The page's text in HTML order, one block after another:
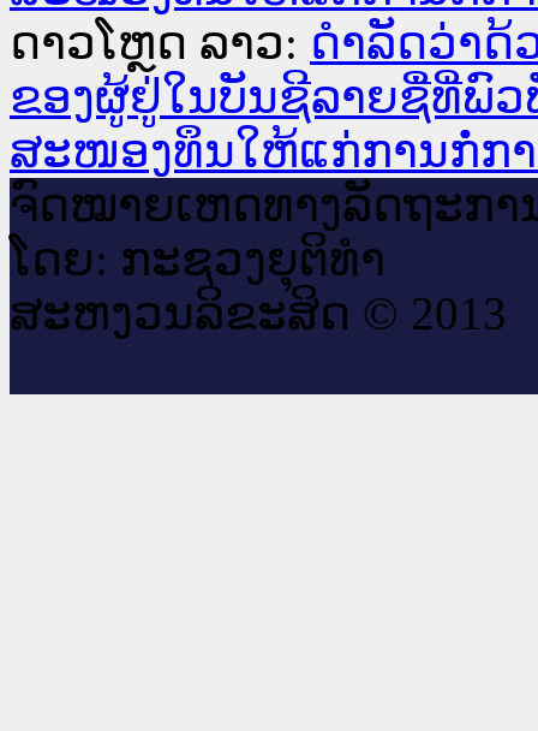
ດາວໂຫຼດ ລາວ: ດຳລັດວ່າດ້
ຂອງຜູ້ຢູ່ໃນບັນຊີລາຍຊື່ທີ່ພົ
ສະໜອງທຶນໃຫ້ແກ່ການກໍ່ກ
ຈົດ​ໝາຍ​ເຫດ​ທາງ​ລັດ​ຖະ​ກາ
ໂດຍ: ກະ​ຊວງຍຸ​ຕິ​ທຳ
ສະ​ຫງວນ​ລິ​ຂະ​ສິດ © 2013